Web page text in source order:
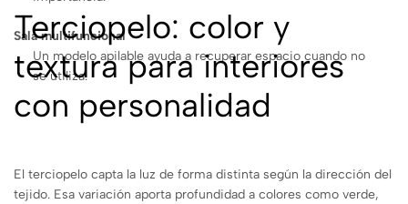
Sala multifuncional
Un modelo apilable ayuda a recuperar espacio cuando no
se utiliza.
Terciopelo: color y
textura para interiores
con personalidad
El terciopelo capta la luz de forma distinta según la dirección del
tejido. Esa variación aporta profundidad a colores como verde,